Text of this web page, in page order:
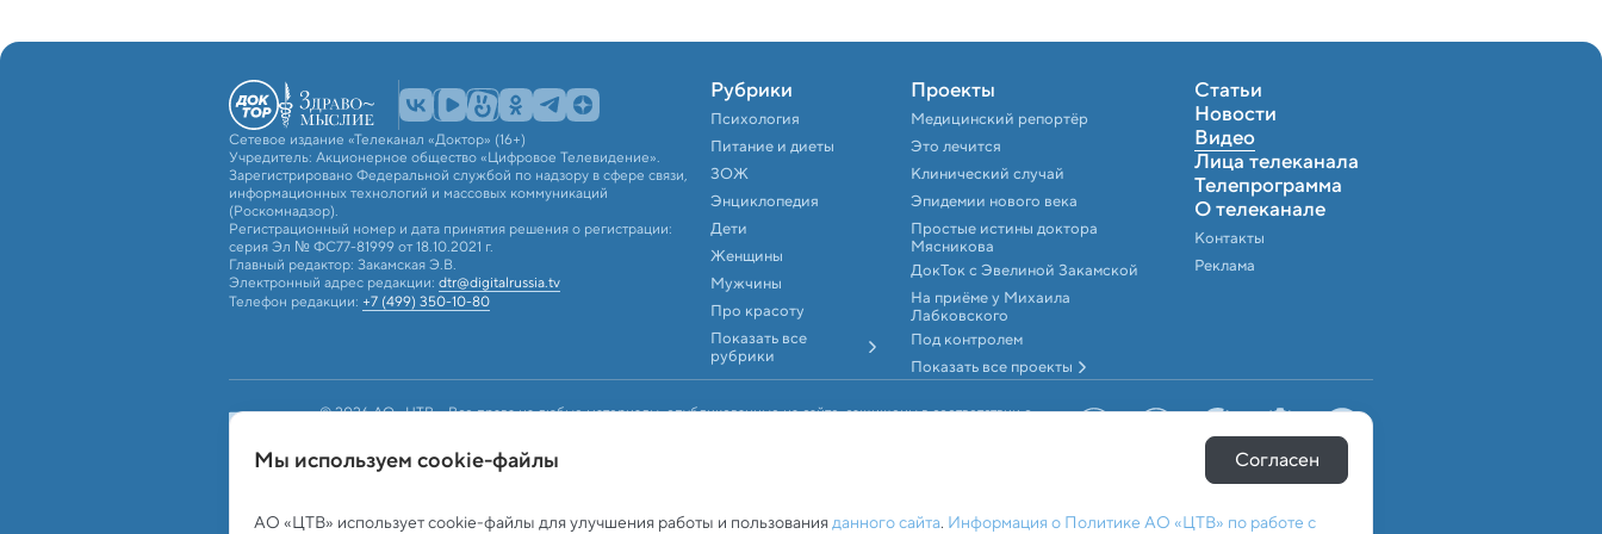
Сетевое издание «Телеканал «Доктор» (16+)
Учредитель: Акционерное общество «Цифровое Телевидение».
Зарегистрировано Федеральной службой по надзору в сфере связи,
информационных технологий и массовых коммуникаций
(Роскомнадзор).
Регистрационный номер и дата принятия решения о регистрации:
серия Эл № ФС77-81999 от 18.10.2021 г.
Главный редактор: Закамская Э.В.
Электронный адрес редакции: dtr@digitalrussia.tv
Телефон редакции: +7 (499) 350-10-80
Рубрики
Психология
Питание и диеты
ЗОЖ
Энциклопедия
Дети
Женщины
Мужчины
Про красоту
Показать все
рубрики
Проекты
Медицинский репортёр
Это лечится
Клинический случай
Эпидемии нового века
Простые истины доктора
Мясникова
ДокТок с Эвелиной Закамской
На приёме у Михаила
Лабковского
Под контролем
Показать все проекты
Статьи
Новости
Видео
Лица телеканала
Телепрограмма
О телеканале
Контакты
Реклама
© 2026 АО «ЦТВ». Все права на любые материалы, опубликованные на сайте, защищены в соответствии с
«ЦТВ»). Для лиц старше 16 лет.
Обработка персональных данных Работа с cookie-файлами
Мы используем сookie-файлы Согласен
АО «ЦТВ» использует cookie-файлы для улучшения работы и пользованияданного сайта. Информация о Политике АО «ЦТВ» по работе с